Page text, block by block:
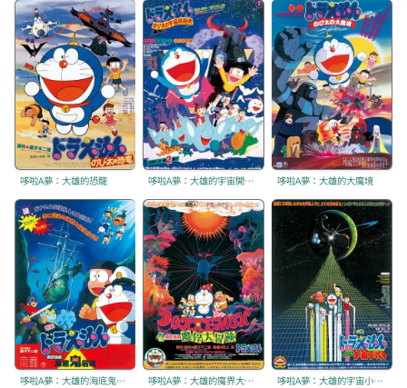
哆啦A夢：大雄的恐龍 哆啦A夢：大雄的宇宙開拓史 哆啦A夢：大雄的大魔境
哆啦A夢：大雄的海底鬼岩城 哆啦A夢：大雄的魔界大冒險 哆啦A夢：大雄的宇宙小戰爭